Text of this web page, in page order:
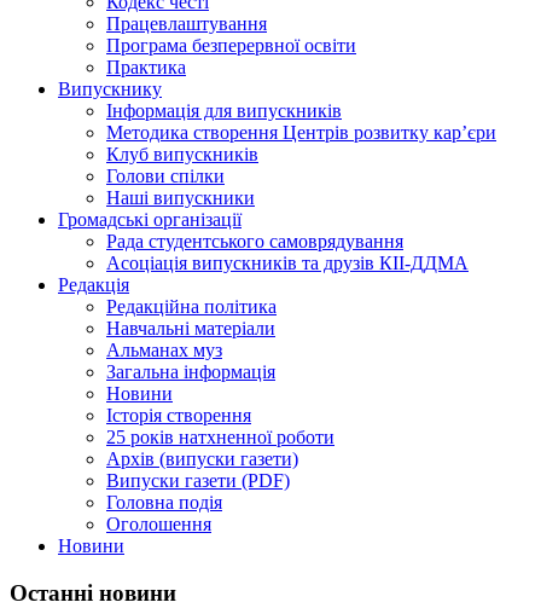
Працевлаштування
Програма безперервної освіти
Практика
Випускнику
Інформація для випускників
Методика створення Центрів розвитку кар’єри
Клуб випускників
Голови спілки
Наші випускники
Громадські організації
Рада студентського самоврядування
Асоціація випускників та друзів КІІ-ДДМА
Редакція
Редакційна політика
Навчальні матеріали
Альманах муз
Загальна інформація
Новини
Історія створення
25 років натхненної роботи
Архів (випуски газети)
Випуски газети (PDF)
Головна подія
Оголошення
Новини
Останні новини